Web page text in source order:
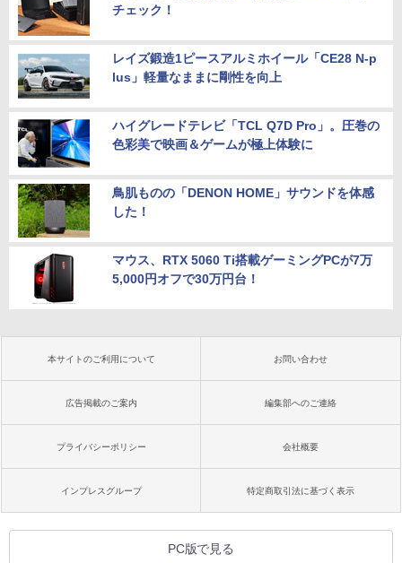
チェック！
レイズ鍛造1ピースアルミホイール「CE28 N-p
lus」軽量なままに剛性を向上
ハイグレードテレビ「TCL Q7D Pro」。圧巻の
色彩美で映画＆ゲームが極上体験に
鳥肌ものの「DENON HOME」サウンドを体感
した！
マウス、RTX 5060 Ti搭載ゲーミングPCが7万
5,000円オフで30万円台！
本サイトのご利用について お問い合わせ
広告掲載のご案内 編集部へのご連絡
プライバシーポリシー 会社概要
インプレスグループ 特定商取引法に基づく表示
PC版で見る